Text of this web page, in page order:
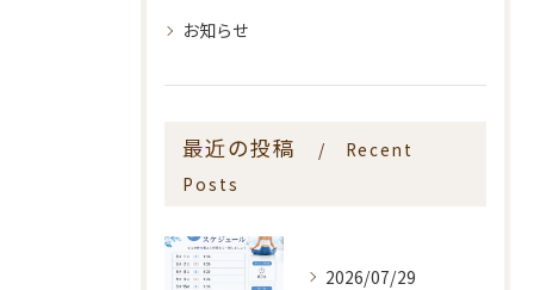
お知らせ
最近の投稿
Recent
Posts
2026/07/29